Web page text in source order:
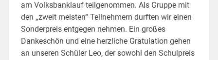
am Volksbanklauf teilgenommen. Als Gruppe mit
den „zweit meisten“ Teilnehmern durften wir einen
Sonderpreis entgegen nehmen. Ein großes
Dankeschön und eine herzliche Gratulation gehen
an unseren Schüler Leo, der sowohl den Schulpreis